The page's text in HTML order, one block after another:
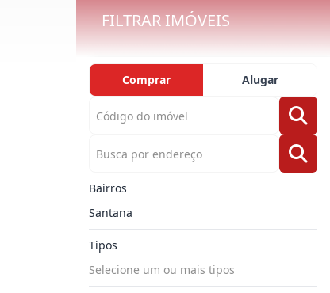
FILTRAR IMÓVEIS
Comprar Alugar
Bairros
Santana
Tipos
Selecione um ou mais tipos